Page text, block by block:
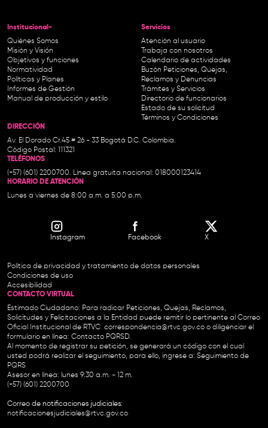
Institucional-
Quiénes Somos
Misión y Visión
Objetivos y funciones
Normatividad
Políticas y Planes
Informes de Gestión
Manual de producción y estilo
Servicios
Atención al usuario
Trabaja con nosotros
Calendario de actividades
Buzón Peticiones, Quejas,
Reclamos y Denuncias
Trámites y Servicios
Directorio de funcionarios
Estado de su solicitud
Términos y Condiciones
DIRECCIÓN
Av. El Dorado Cr.45 # 26 - 33 Bogotá D.C. Colombia.
Código Postal: 111321
TELÉFONOS
(+57) (601) 2200700. Línea gratuita nacional: 018000123414
HORARIO DE ATENCIÓN
Lunes a viernes de 8:00 a.m. a 5:00 p.m.
Instagram Facebook X
Política de privacidad y tratamiento de datos personales
Condiciones de uso
Accesibilidad
CONTACTO VIRTUAL
Estimado Ciudadano: Para radicar Peticiones, Quejas, Reclamos,
Solicitudes y Felicitaciones a la Entidad puede remitir lo pertinente al Correo
Oficial Institucional de RTVC correspondencia@rtvc.gov.co o diligenciar el
formulario en línea: Contacto PQRSD.
Al momento de registrar su petición, se generará un código con el cual
usted podrá realizar el seguimiento, para ello, ingrese a: Seguimiento de
PQRS
Asesor en línea: lunes 9:30 a.m. - 12 m.
(+57) (601) 2200700
Correo de notificaciones judiciales:
notificacionesjudiciales@rtvc.gov.co